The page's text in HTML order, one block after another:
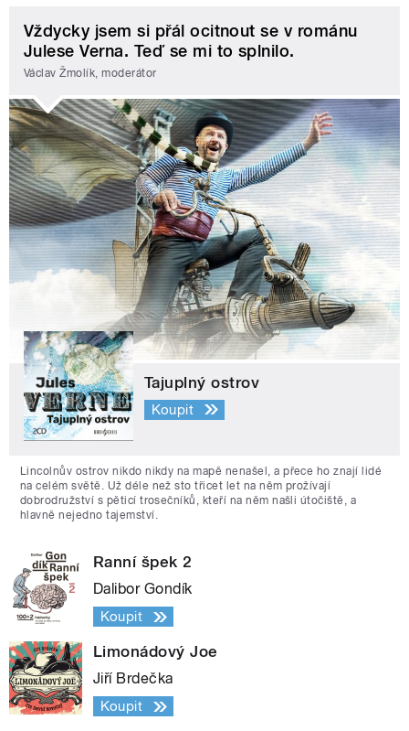
Vždycky jsem si přál ocitnout se v románu
Julese Verna. Teď se mi to splnilo.
Václav Žmolík, moderátor
Tajuplný ostrov
Koupit
Lincolnův ostrov nikdo nikdy na mapě nenašel, a přece ho znají lidé
na celém světě. Už déle než sto třicet let na něm prožívají
dobrodružství s pěticí trosečníků, kteří na něm našli útočiště, a
hlavně nejedno tajemství.
Ranní špek 2
Dalibor Gondík
Koupit
Limonádový Joe
Jiří Brdečka
Koupit